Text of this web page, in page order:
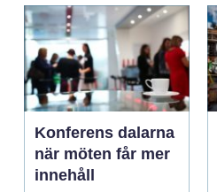
Konferens dalarna
när möten får mer
innehåll